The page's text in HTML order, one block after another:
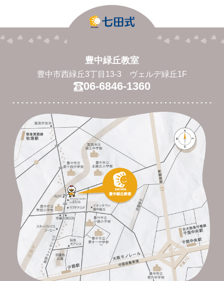
豊中緑丘教室
豊中市西緑丘3丁目13-3 ヴェルデ緑丘1F
06-6846-1360